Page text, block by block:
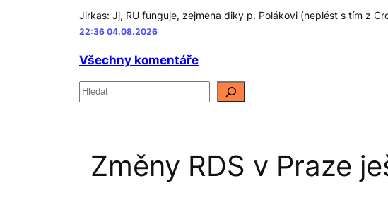
Jirkas: Jj, RU funguje, zejmena diky p. Polákovi (neplést s tím z
22:36 04.08.2026
Všechny komentáře
H
l
Změny RDS v Praze